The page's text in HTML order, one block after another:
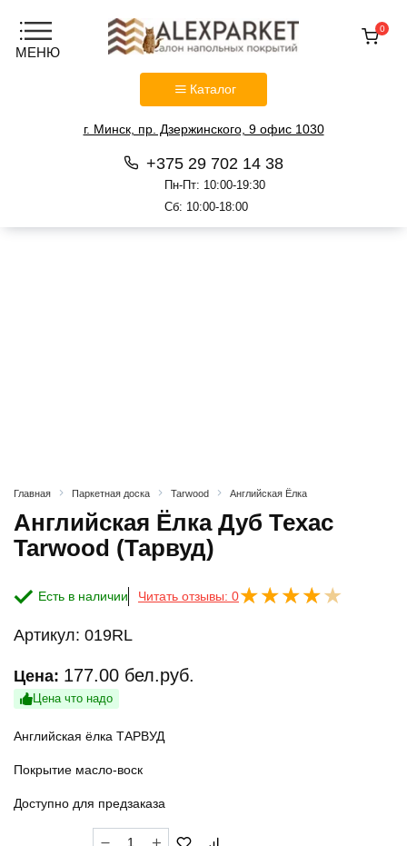
Каталог
г. Минск, пр. Дзержинского, 9 офис 1030
+375 29 702 14 38
Пн-Пт: 10:00-19:30
Сб: 10:00-18:00
0
Главная Паркетная доска Tarwood Английская Ёлка
Английская Ёлка Дуб Техас
Tarwood (Тарвуд)
Есть в наличии Читать отзывы: 0
Артикул: 019RL
Цена: 177.00 бел.руб.
Цена что надо
Английская ёлка ТАРВУД
Покрытие масло-воск
Доступно для предзаказа
Количество